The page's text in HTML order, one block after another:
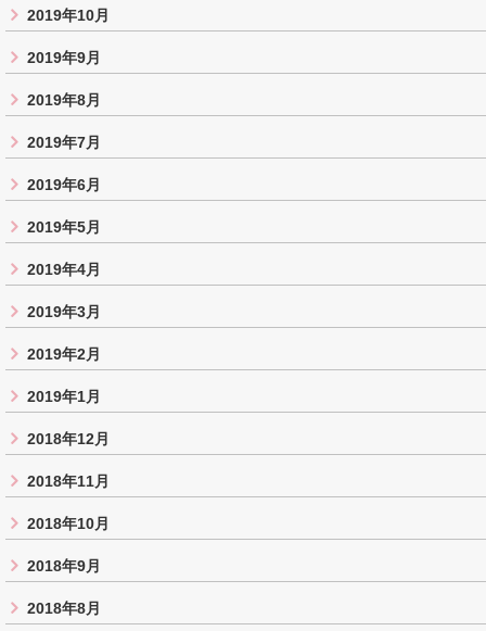
2019年10月
2019年9月
2019年8月
2019年7月
2019年6月
2019年5月
2019年4月
2019年3月
2019年2月
2019年1月
2018年12月
2018年11月
2018年10月
2018年9月
2018年8月